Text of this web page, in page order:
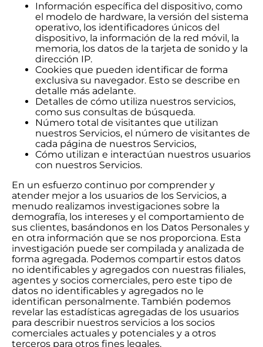
Información específica del dispositivo, como
el modelo de hardware, la versión del sistema
operativo, los identificadores únicos del
dispositivo, la información de la red móvil, la
memoria, los datos de la tarjeta de sonido y la
dirección IP.
Cookies que pueden identificar de forma
exclusiva su navegador. Esto se describe en
detalle más adelante.
Detalles de cómo utiliza nuestros servicios,
como sus consultas de búsqueda.
Número total de visitantes que utilizan
nuestros Servicios, el número de visitantes de
cada página de nuestros Servicios,
Cómo utilizan e interactúan nuestros usuarios
con nuestros Servicios.
En un esfuerzo continuo por comprender y
atender mejor a los usuarios de los Servicios, a
menudo realizamos investigaciones sobre la
demografía, los intereses y el comportamiento de
sus clientes, basándonos en los Datos Personales y
en otra información que se nos proporciona. Esta
investigación puede ser compilada y analizada de
forma agregada. Podemos compartir estos datos
no identificables y agregados con nuestras filiales,
agentes y socios comerciales, pero este tipo de
datos no identificables y agregados no le
identifican personalmente. También podemos
revelar las estadísticas agregadas de los usuarios
para describir nuestros servicios a los socios
comerciales actuales y potenciales y a otros
terceros para otros fines legales.